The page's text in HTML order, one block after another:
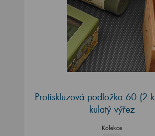
Protiskluzová podložka 60 (2
kulatý výřez
Kolekce